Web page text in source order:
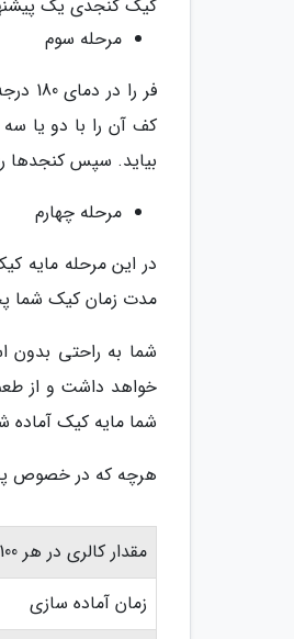
کیک کنجدی یک
مرحله سوم
فر
کف آن را با دو یا
بیاید. سپس کنجدها
مرحله چهارم
مدت زمان کیک شما
شما به راحتی بدون
خواهد داشت و از
شما مایه کیک آماده
هرچه که در خصوص
مقدار کالری در هر 100 گرم
زمان آماده سازی